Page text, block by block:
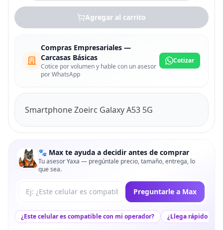
Agregar al carrito
Compras Empresariales —
Carcasas Básicas
Cotice por volumen y hable con un asesor
por WhatsApp
Cotizar
Smartphone Zoeirc Galaxy A53 5G
🐾 Max te ayuda a decidir antes de comprar
Tu asesor Yaxa — pregúntale precio, tamaño, entrega, lo
que sea.
Tu pregunta a Max Preguntarle a Max
¿Este celular es compatible con mi operador? ¿Llega rápido a